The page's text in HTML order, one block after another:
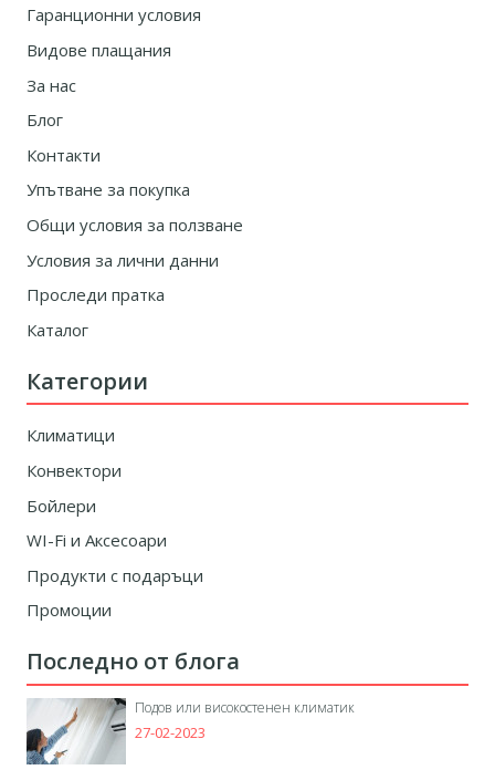
Гаранционни условия
Видове плащания
За нас
Блог
Контакти
Упътване за покупка
Общи условия за ползване
Условия за лични данни
Проследи пратка
Каталог
Категории
Климатици
Конвектори
Бойлери
WI-Fi и Аксесоари
Продукти с подаръци
Промоции
Последно от блога
Подов или високостенен климатик
27-02-2023